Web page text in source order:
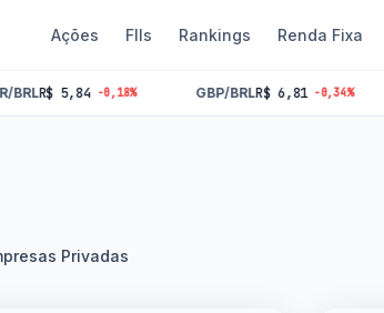
Ações FIIs Rankings Renda Fixa
-0,18% GBP/BRL R$ 6,81 -0,34% BTC
Privadas